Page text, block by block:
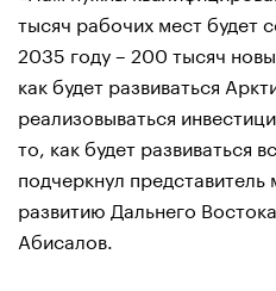
тысяч рабочих мест будет
2035 году – 200 тысяч
как будет развиваться
реализовываться
то, как будет развиваться
подчеркнул
развитию Дальнего
Абисалов.